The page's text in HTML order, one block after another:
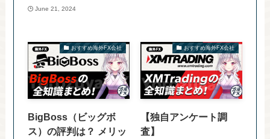
June 21, 2024
おすすめ海外FX会社
BigBoss（ビッグボ
ス）の評判は？ メリッ
おすすめ海外FX会社
【独自アンケート調
査】